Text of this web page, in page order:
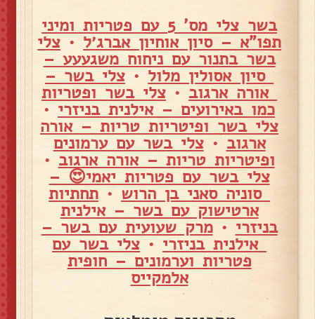
בשר צלי מס' 5 עם פטריות ומיני
תפו"א – סיון אוחיון אברג׳ל • צלי
בשר בתנור עם ניחוח משגעעע –
סיון אסולין מלול • צלי בשר –
אורה ארגוב • צלי בשר ופטריות
כמו באירועים – אילנית בניזרי •
צלי בשר ופיטריות טריות – אורה
ארגוב •צלי בשר עם ערמונים
ופיטריות טריות – אורה ארגוב •
צלי בשר עם פטריות יאמי😍 –
סוניה סאני בן הרוש • תחתיות
ארטישוק עם בשר – אילנית
בניזרי •מרק שעועית עם בשר –
אילנית בניזרי • צלי בשר עם
פטריות וערמונים – חופית
אלמקייס